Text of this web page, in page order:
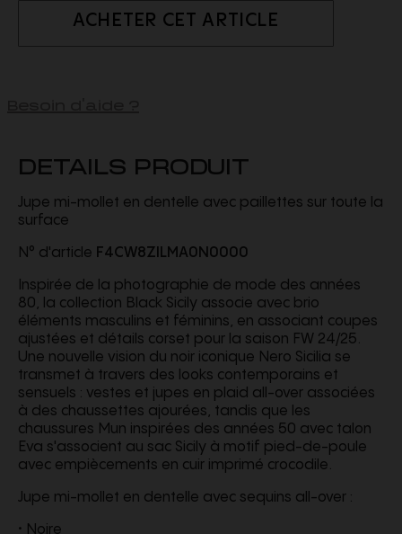
ACHETER CET ARTICLE
DETAILS PRODUIT
Jupe mi-mollet en dentelle avec paillettes sur toute la
surface
N° d'article F4CW8ZILMA0N0000
Inspirée de la photographie de mode des années
80, la collection Black Sicily associe avec brio
éléments masculins et féminins, en associant coupes
ajustées et détails corset pour la saison FW 24/25.
Une nouvelle vision du noir iconique Nero Sicilia se
transmet à travers des looks contemporains et
sensuels : vestes et jupes en plaid all-over associées
à des chaussettes ajourées, tandis que les
chaussures Mun inspirées des années 50 avec talon
Eva s'associent au sac Sicily à motif pied-de-poule
avec empiècements en cuir imprimé crocodile.
Jupe mi-mollet en dentelle avec sequins all-over :
• Noire